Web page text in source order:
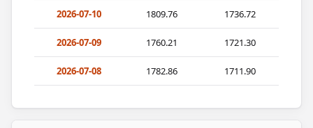
2026-07-10 1809.76 1736.72
2026-07-09 1760.21 1721.30
2026-07-08 1782.86 1711.90